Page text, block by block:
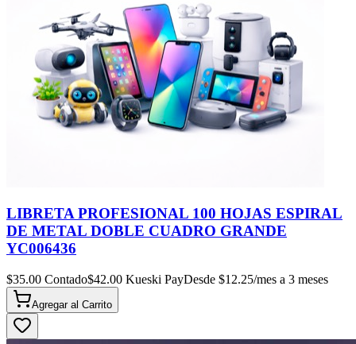
LIBRETA PROFESIONAL 100 HOJAS ESPIRAL
DE METAL DOBLE CUADRO GRANDE
YC006436
$35.00 Contado$42.00 Kueski PayDesde $12.25/mes a 3 meses
Agregar al Carrito